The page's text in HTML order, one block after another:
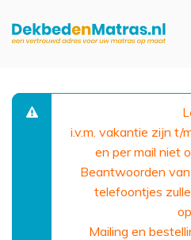
i.v.m. vakantie zijn t/
en per mail niet
Beantwoorden
telefoontjes
Mailing en